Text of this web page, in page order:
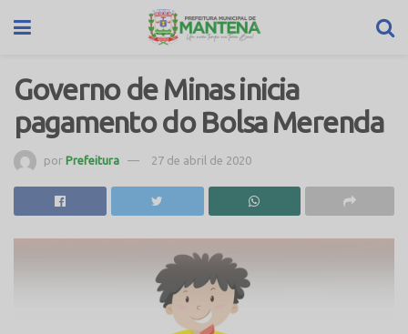
Governo de Minas inicia
pagamento do Bolsa Merenda
por Prefeitura 27 de abril de 2020